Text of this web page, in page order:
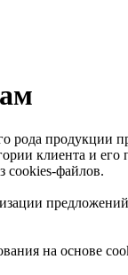
продукции
клиента и
cookies-файлов.
на основе